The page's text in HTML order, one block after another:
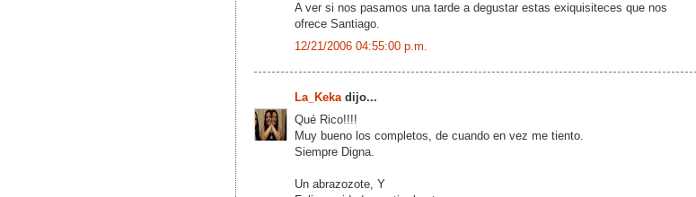
A ver si nos pasamos una tarde a degustar estas exiquisiteces que nos
ofrece Santiago.
12/21/2006 04:55:00 p.m.
La_Kekadijo...
Qué Rico!!!!
Muy bueno los completos, de cuando en vez me tiento.
Siempre Digna.
Un abrazozote, Y